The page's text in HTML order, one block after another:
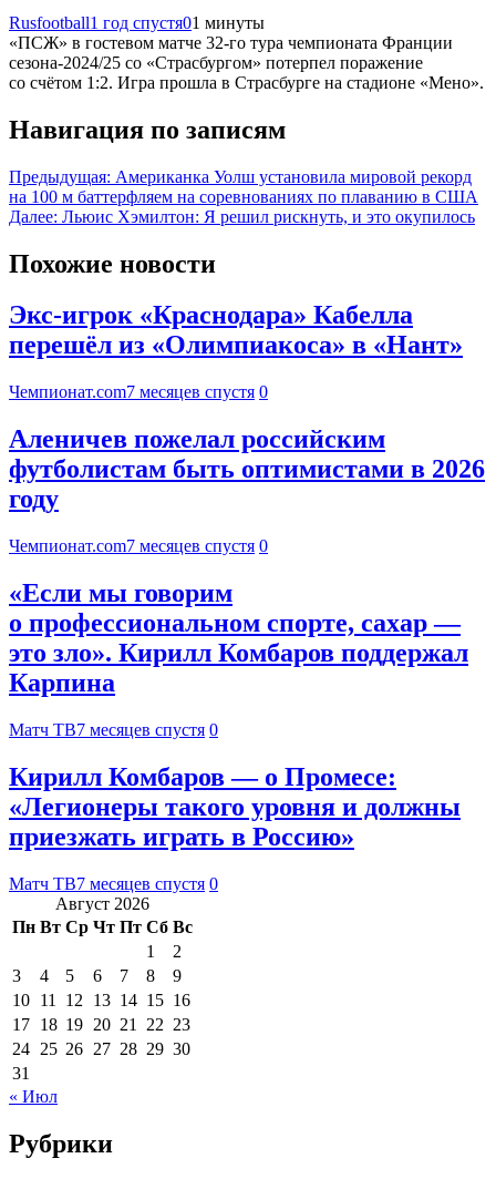
Rusfootball1 год спустя01 минуты
«ПСЖ» в гостевом матче 32-го тура чемпионата Франции
сезона-2024/25 со «Страсбургом» потерпел поражение
со счётом 1:2. Игра прошла в Страсбурге на стадионе «Мено».
Навигация по записям
Предыдущая: Американка Уолш установила мировой рекорд
на 100 м баттерфляем на соревнованиях по плаванию в США
Далее: Льюис Хэмилтон: Я решил рискнуть, и это окупилось
Похожие новости
Экс-игрок «Краснодара» Кабелла
перешёл из «Олимпиакоса» в «Нант»
Чемпионат.com7 месяцев спустя 0
Аленичев пожелал российским
футболистам быть оптимистами в 2026
году
Чемпионат.com7 месяцев спустя 0
«Если мы говорим
о профессиональном спорте, сахар —
это зло». Кирилл Комбаров поддержал
Карпина
Матч ТВ7 месяцев спустя 0
Кирилл Комбаров — о Промесе:
«Легионеры такого уровня и должны
приезжать играть в Россию»
Матч ТВ7 месяцев спустя 0
Август 2026
Пн Вт Ср Чт Пт Сб Вс
1
2
3
4 5 6 7 8
9
10 11 12 13 14 15 16
17 18 19 20 21 22 23
24 25 26 27 28 29 30
31
« Июл
Рубрики